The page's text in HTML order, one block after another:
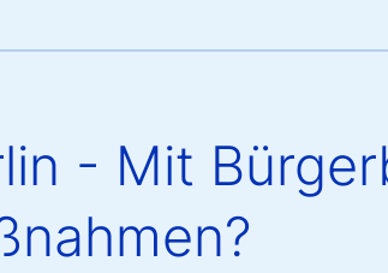
- Mit